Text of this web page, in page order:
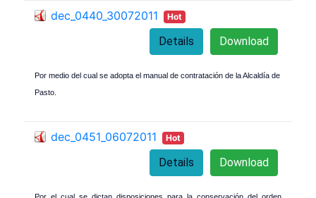
dec_0440_30072011 Hot
Download
Details
Por medio del cual se adopta el manual de contratación de la Alcaldía de
Pasto.
dec_0451_06072011 Hot
Download
Details